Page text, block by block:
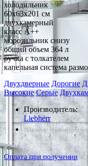
холодильник
60x63x201 см
двухкамерный
класс A++
морозильник снизу
общий объем 364 л
ручка с толкателем
капельная система
Двухдверные Дорогие
Высокие Серые
Производитель:
Liebherr
*Наличие уточняйте у
Оплата при получении